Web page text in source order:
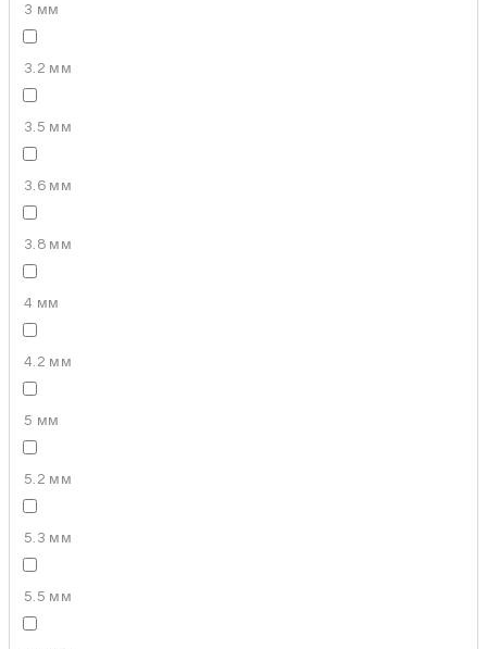
3 мм
3.2 мм
3.5 мм
3.6 мм
3.8 мм
4 мм
4.2 мм
5 мм
5.2 мм
5.3 мм
5.5 мм